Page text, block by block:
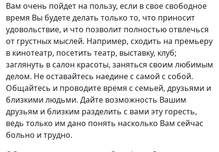
Вам очень пойдет на пользу, если в свое свободное
время Вы будете делать только то, что приносит
удовольствие, и что позволит полностью отвлечься
от грустных мыслей. Например, сходить на премьеру
в кинотеатр, посетить театр, выставку, клуб;
заглянуть в салон красоты, заняться своим любимым
делом. Не оставайтесь наедине с самой с собой.
Общайтесь и проводите время с семьей, друзьями и
близкими людьми. Дайте возможность Вашим
друзьям и близким разделить с вами эту горесть,
ведь только им дано понять насколько Вам сейчас
больно и трудно.